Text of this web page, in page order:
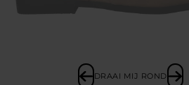
DRAAI MIJ ROND